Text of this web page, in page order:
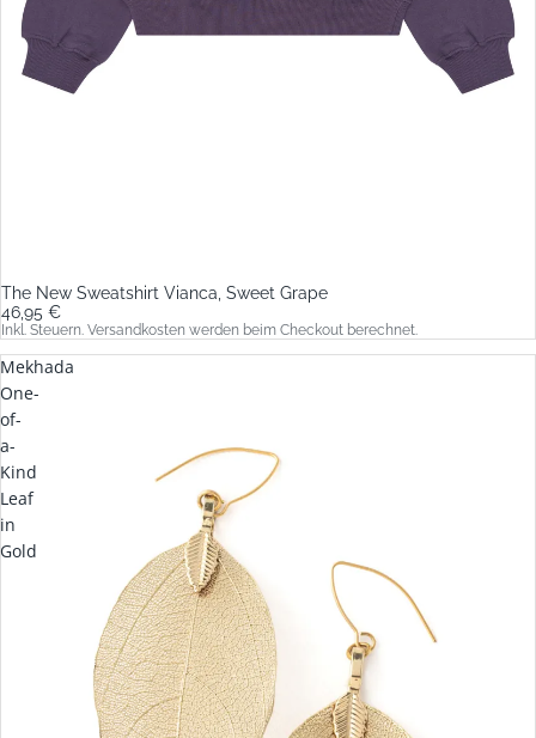
The New Sweatshirt Vianca, Sweet Grape
46,95 €
Inkl. Steuern. Versandkosten werden beim Checkout berechnet.
Mekhada
One-
of-
a-
Kind
Leaf
in
Gold